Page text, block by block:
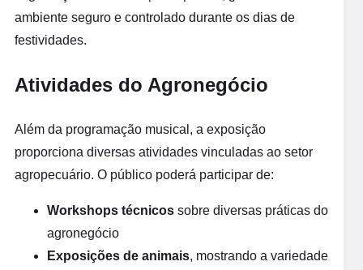
ambiente seguro e controlado durante os dias de
festividades.
Atividades do Agronegócio
Além da programação musical, a exposição
proporciona diversas atividades vinculadas ao setor
agropecuário. O público poderá participar de:
Workshops técnicos sobre diversas práticas do
agronegócio
Exposições de animais, mostrando a variedade